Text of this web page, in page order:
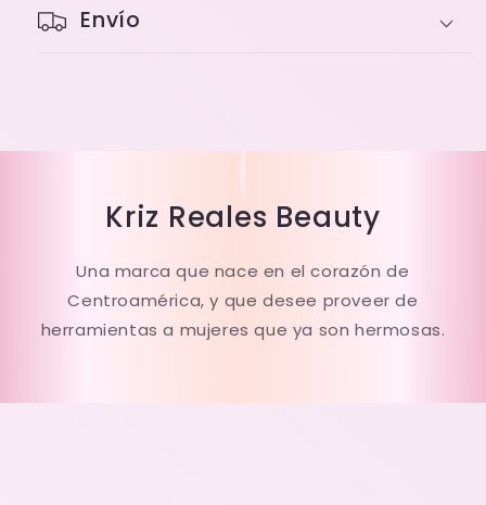
Envío
Kriz Reales Beauty
Una marca que nace en el corazón de
Centroamérica, y que desee proveer de
herramientas a mujeres que ya son hermosas.